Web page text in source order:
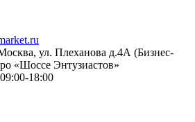
ул. Плеханова д.4А (Бизнес-
«Шоссе Энтузиастов»
18:00